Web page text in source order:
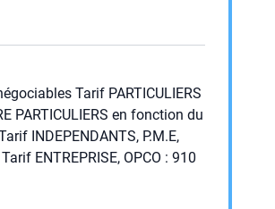
Tarif PARTICULIERS
PARTICULIERS en fonction du
INDEPENDANTS, P.M.E,
ENTREPRISE, OPCO : 910